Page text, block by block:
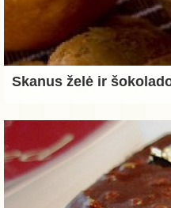
Skanus želė ir